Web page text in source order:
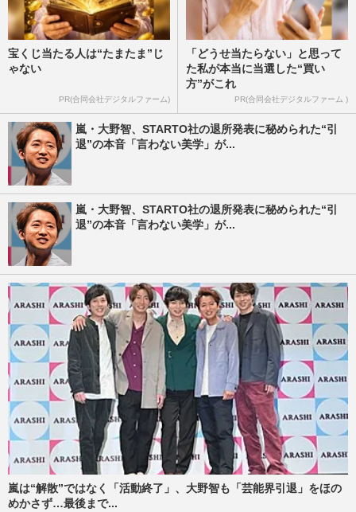
宝くじ当たる人は“たまたま”じ
ゃない
PR(合同会社デジタルファーム)
「どうせ当たらない」と思って
た私が本当に当選した“買い
方”がこれ
PR(合同会社デジタルファーム )
嵐・大野智、STARTO社の退所発表に秘められた“引
退”の本音「言わない美学」が...
嵐・大野智、STARTO社の退所発表に秘められた“引
退”の本音「言わない美学」が...
嵐は“解散”ではなく「活動終了」、大野智も「芸能界引退」をほの
めかさず…最後まで...